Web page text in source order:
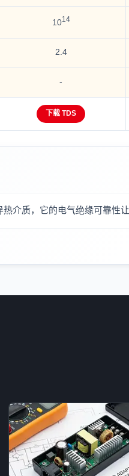
1014
2.4
-
下载 TDS
介质，它的电气绝缘可靠性